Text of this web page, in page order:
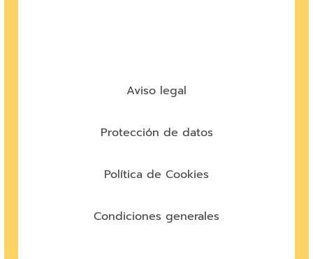
Aviso legal
Protección de datos
Política de Cookies
Condiciones generales